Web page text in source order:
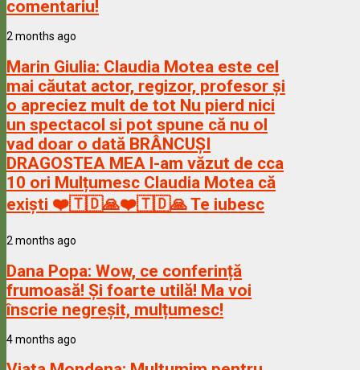
comentariu!
2 months ago
Marin Giulia: Claudia Motea este cel
mai căutat actor, regizor, profesor și
o apreciez mult de tot Nu pierd nici
un spectacol si pot spune că nu ol
vad doar o dată BRÂNCUȘI
DRAGOSTEA MEA l-am văzut de cca
10 ori Mulțumesc Claudia Motea că
exiști ❤️🇹🇩🙏❤️🇹🇩🙏 Te iubesc
2 months ago
Dana Popa: Wow, ce conferință
frumoasă! Și foarte utilă! Ma voi
înscrie negreșit, mulțumesc!
4 months ago